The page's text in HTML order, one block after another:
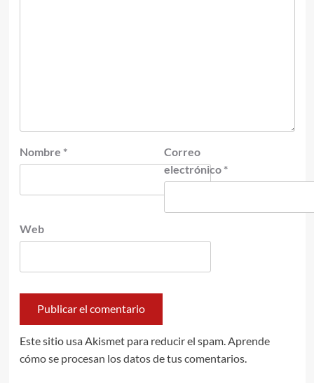
Nombre *
Correo
electrónico *
Web
Este sitio usa Akismet para reducir el spam. Aprende
cómo se procesan los datos de tus comentarios.